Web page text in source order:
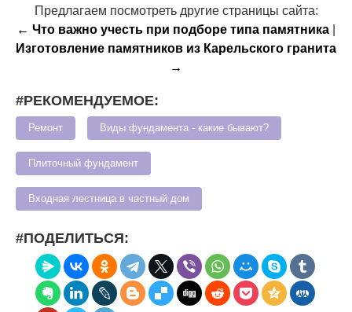
Предлагаем посмотреть другие страницы сайта:
← Что важно учесть при подборе типа памятника
Изготовление памятников из Карельского гранита
→
#РЕКОМЕНДУЕМОЕ:
Ремонт Виды фундамента - какие бывают?
Плиточный фундамент
Входная лестница в частный дом
#ПОДЕЛИТЬСЯ: